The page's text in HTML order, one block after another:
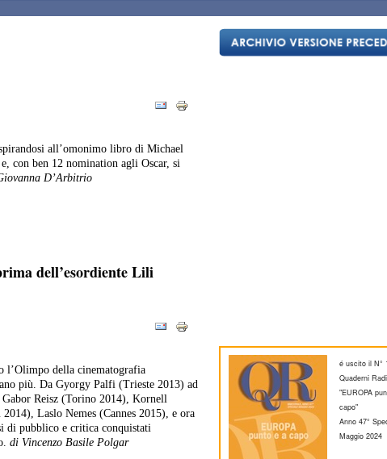
all’omonimo libro di Michael
con ben 12 nomination agli Oscar, si
D’Arbitrio
dell’esordiente Lili
l’Olimpo della cinematografia
più. Da Gyorgy Palfi (Trieste 2013) ad
Reisz (Torino 2014), Kornell
Laslo Nemes (Cannes 2015), e ora
di pubblico e critica conquistati
di Vincenzo Basile Polgar
é uscito il N°
Quaderni
"EUROPA
capo"
Anno 47°
Maggio 2024